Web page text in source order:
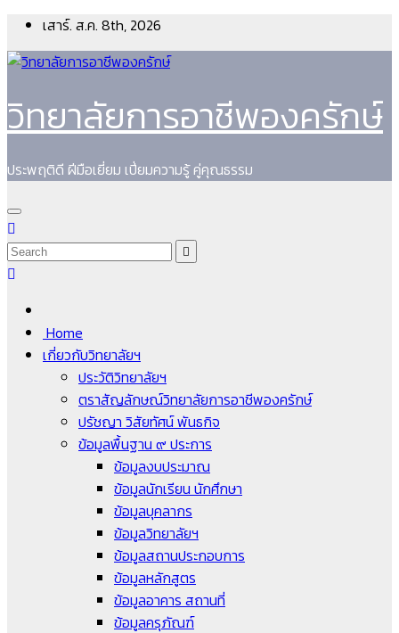
Skip
to
content
เสาร์. ส.ค. 8th, 2026
วิทยาลัยการอาชีพองครักษ์
ประพฤติดี ฝีมือเยี่ยม เปี่ยมความรู้ คู่คุณธรรม
Home
เกี่ยวกับวิทยาลัยฯ
ประวัติวิทยาลัยฯ
ตราสัญลักษณ์วิทยาลัยการอาชีพองครักษ์
ปรัชญา วิสัยทัศน์ พันธกิจ
ข้อมูลพื้นฐาน ๙ ประการ
ข้อมูลงบประมาณ
ข้อมูลนักเรียน นักศึกษา
ข้อมูลบุคลากร
ข้อมูลวิทยาลัยฯ
ข้อมูลสถานประกอบการ
ข้อมูลหลักสูตร
ข้อมูลอาคาร สถานที่
ข้อมูลครุภัณฑ์